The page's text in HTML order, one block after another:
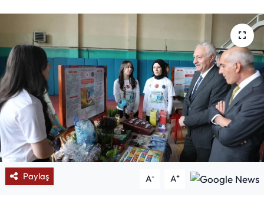
Paylaş A- A+
Mektup Galeri
Röportaj
Manşet
Köşe Yazıları
Karikatür Galeri